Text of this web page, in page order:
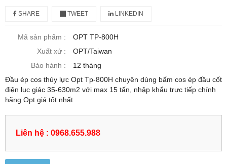
SHARE TWEET LINKEDIN
Mã sản phẩm :
OPT TP-800H
Xuất xứ :
OPT/Taiwan
Bảo hành :
12 tháng
Đầu ép cos thủy lực Opt Tp-800H chuyên dùng bấm cos ép đầu cốt
điện lục giác 35-630m2 với max 15 tấn, nhập khẩu trực tiếp chính
hãng Opt giá tốt nhất
Liên hệ : 0968.655.988